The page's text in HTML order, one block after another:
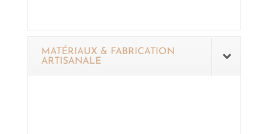
MATÉRIAUX & FABRICATION
ARTISANALE